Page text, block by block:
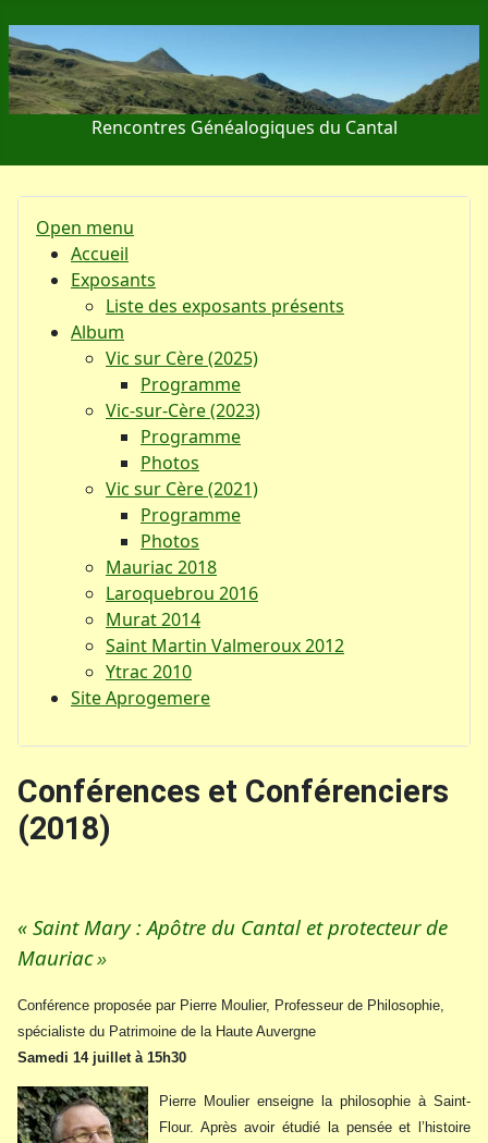
Rencontres Généalogiques du Cantal
Open menu
Accueil
Exposants
Liste des exposants présents
Album
Vic sur Cère (2025)
Programme
Vic-sur-Cère (2023)
Programme
Photos
Vic sur Cère (2021)
Programme
Photos
Mauriac 2018
Laroquebrou 2016
Murat 2014
Saint Martin Valmeroux 2012
Ytrac 2010
Site Aprogemere
Conférences et Conférenciers
(2018)
« Saint Mary : Apôtre du Cantal et protecteur de
Mauriac»
Conférence proposée par Pierre Moulier, Professeur de Philosophie,
spécialiste du Patrimoine de la Haute Auvergne
Samedi 14 juillet à 15h30
Pierre Moulier enseigne la philosophie à Saint-
Flour. Après avoir étudié la pensée et l’histoire